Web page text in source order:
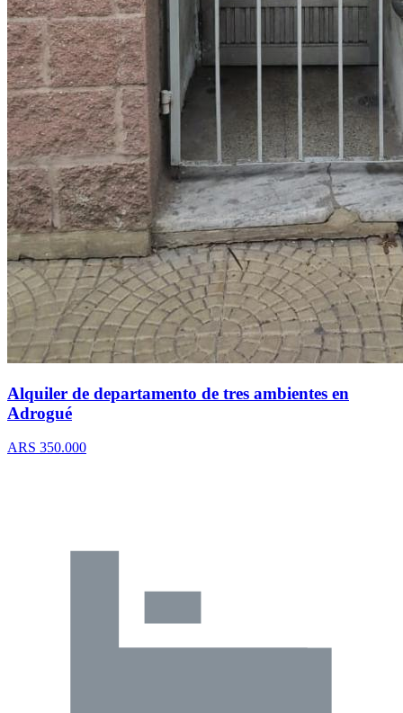
Alquiler de departamento de tres ambientes en
Adrogué
ARS 350.000